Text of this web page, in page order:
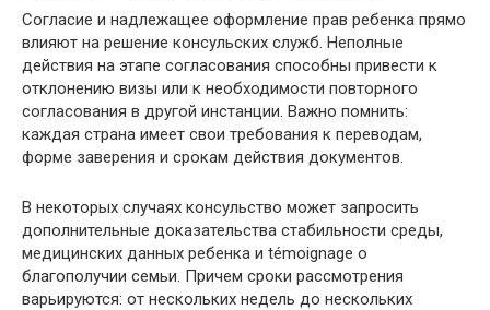
Согласие и надлежащее оформление прав ребенка прямо
влияют на решение консульских служб. Неполные
действия на этапе согласования способны привести к
отклонению визы или к необходимости повторного
согласования в другой инстанции. Важно помнить:
каждая страна имеет свои требования к переводам,
форме заверения и срокам действия документов.
В некоторых случаях консульство может запросить
дополнительные доказательства стабильности среды,
медицинских данных ребенка и témoignage о
благополучии семьи. Причем сроки рассмотрения
варьируются: от нескольких недель до нескольких